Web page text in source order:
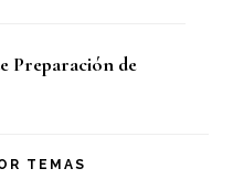
Preparación de
TEMAS